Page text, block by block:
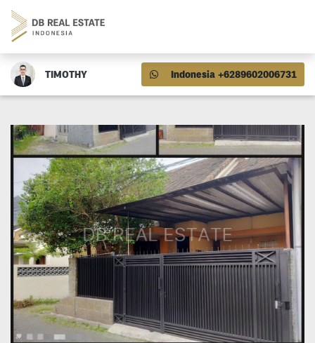
TIMOTHY Indonesia +6289602006731